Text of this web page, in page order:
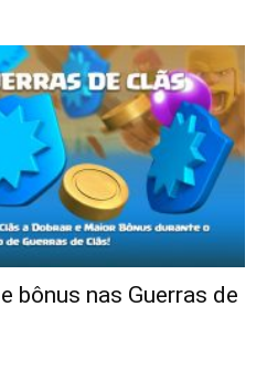
bônus nas Guerras de